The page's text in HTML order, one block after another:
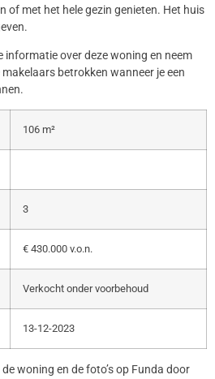
of met het hele gezin genieten. Het huis
informatie over deze woning en neem
betrokken wanneer je een
106 m²
3
€ 430.000 v.o.n.
Verkocht onder voorbehoud
13-12-2023
woning en de foto’s op Funda door